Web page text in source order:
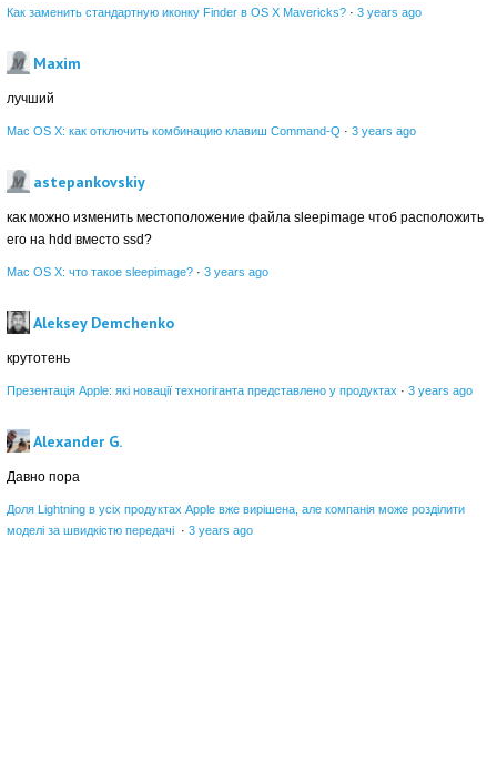
Как заменить стандартную иконку Finder в OS X Mavericks? · 3 years ago
Maxim
лучший
Mac OS X: как отключить комбинацию клавиш Command-Q · 3 years ago
astepankovskiy
как можно изменить местоположение файла sleepimage чтоб расположить
его на hdd вместо ssd?
Mac OS X: что такое sleepimage? · 3 years ago
Aleksey Demchenko
крутотень
Презентація Apple: які новації техногіганта представлено у продуктах · 3 years ago
Alexander G.
Давно пора
Доля Lightning в усіх продуктах Apple вже вирішена, але компанія може розділити
моделі за швидкістю передачі · 3 years ago